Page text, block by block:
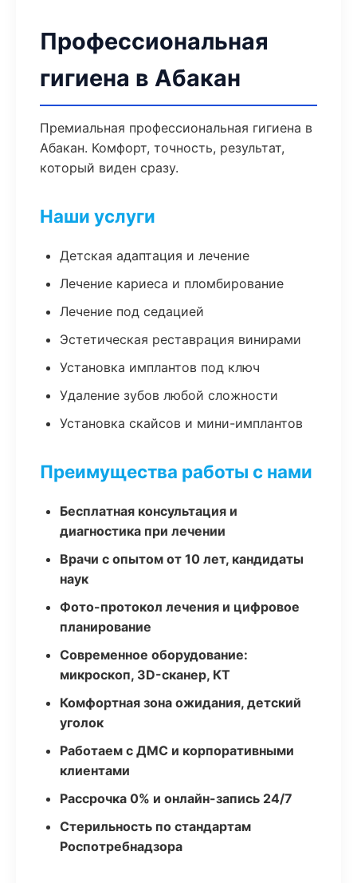
Профессиональная
гигиена в Абакан
Премиальная профессиональная гигиена в
Абакан. Комфорт, точность, результат,
который виден сразу.
Наши услуги
Детская адаптация и лечение
Лечение кариеса и пломбирование
Лечение под седацией
Эстетическая реставрация винирами
Установка имплантов под ключ
Удаление зубов любой сложности
Установка скайсов и мини-имплантов
Преимущества работы с нами
Бесплатная консультация и
диагностика при лечении
Врачи с опытом от 10 лет, кандидаты
наук
Фото-протокол лечения и цифровое
планирование
Современное оборудование:
микроскоп, 3D-сканер, КТ
Комфортная зона ожидания, детский
уголок
Работаем с ДМС и корпоративными
клиентами
Рассрочка 0% и онлайн-запись 24/7
Стерильность по стандартам
Роспотребнадзора